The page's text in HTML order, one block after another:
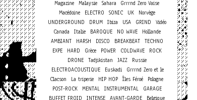
Magazine Malaysie Sahara
Grrrnd Zero Vaise
Macédoine
ELECTRO SONIC UK
Norvège
UNDERGROUND
DRUM Ibiza USA GRIND
Vidéo
Canada
Italie BAROQUE NO WAVE
Hollande
AMBIANT
HARSH DISCO BREAKBEAT
TECHNO
EXPE
HARD Grèce POWER COLDWAVE
ROCK
DRONE
Tadjikistan JAZZ
Russie
ELECTROACOUSTIQUE
Euskadi
Grrrnd Zero et le
Clacson
La triperie HIP HOP Îles Féroé
Pologne
POST-ROCK
MENTAL INSTRUMENTAL
GARAGE
BUFFET FROID
INTENSE AVANT-GARDE
Belgique